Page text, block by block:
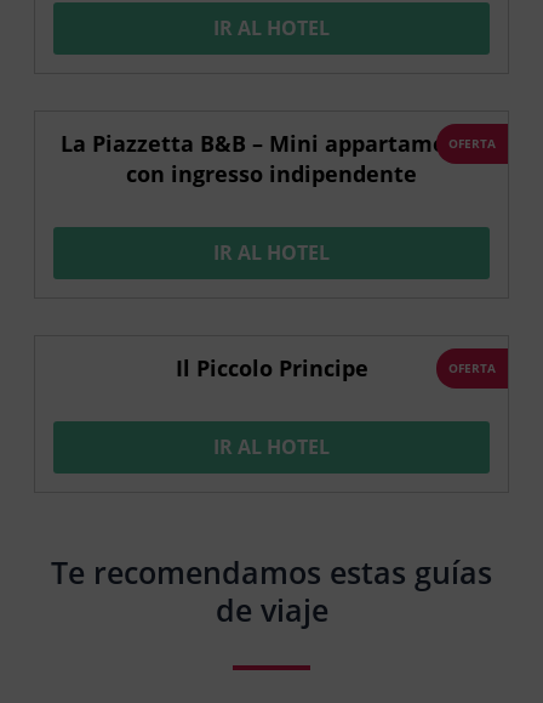
IR AL HOTEL
OFERTA
La Piazzetta B&B – Mini appartamento
con ingresso indipendente
IR AL HOTEL
OFERTA
Il Piccolo Principe
IR AL HOTEL
Te recomendamos estas guías
de viaje